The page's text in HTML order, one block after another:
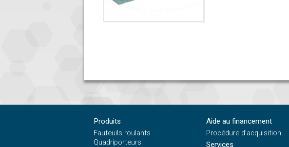
Produits
Fauteuils roulants
Quadriporteurs
Aide au financement
Procédure d’acquisition
Services